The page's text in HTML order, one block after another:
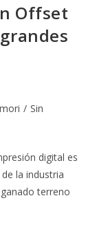
Offset
/ Sin
digital es
la industria
terreno